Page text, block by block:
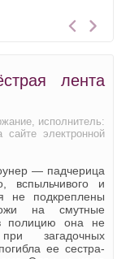
лента
исполнитель:
электронной
— падчерица
вспыльчивого и
не подкреплены
на смутные
в полицию она не
загадочных
ее сестра-